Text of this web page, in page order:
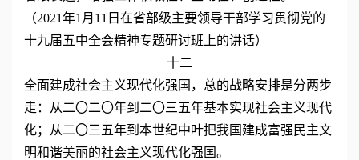
（2021年1月11日在省部级主要领导干部学习贯彻党的
十九届五中全会精神专题研讨班上的讲话）
十二
全面建成社会主义现代化强国，总的战略安排是分两步
走：从二〇二〇年到二〇三五年基本实现社会主义现代
化；从二〇三五年到本世纪中叶把我国建成富强民主文
明和谐美丽的社会主义现代化强国。